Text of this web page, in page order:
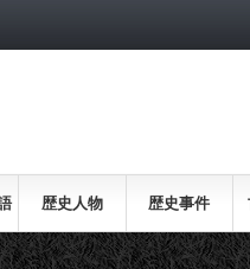
歴史人物 歴史事件